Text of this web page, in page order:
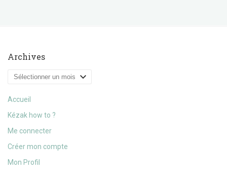
Archives
Archives
Accueil
Kézak how to ?
Me connecter
Créer mon compte
Mon Profil